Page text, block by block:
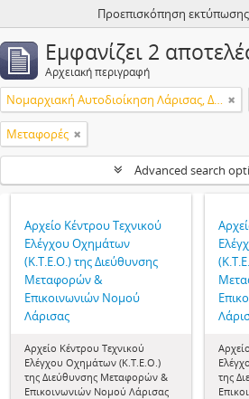
Προεπισκόπηση εκτύπωσης
Εμφανίζει 2
Αρχειακή περιγραφή
Νομαρχιακή Αυτοδιοίκηση Λάρισας, Διεύθυνση Μεταφορών & Επικοινωνιών, Κέντρο Τεχνικού Ελέγχου Οχημάτων (Κ.Τ.Ε.Ο.)
Μεταφορές
Advanced search
Αρχείο Κέντρου Τεχνικού
Ελέγχου Οχημάτων
(Κ.Τ.Ε.Ο.) της Διεύθυνσης
Μεταφορών &
Επικοινωνιών Νομού
Λάρισας
Αρχείο Κέντρου Τεχνικού
Ελέγχου Οχημάτων (Κ.Τ.Ε.Ο.)
της Διεύθυνσης Μεταφορών &
Επικοινωνιών Νομού Λάρισας
της